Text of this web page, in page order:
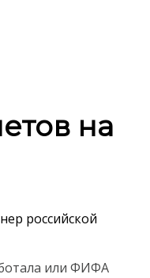
на
российской
или ФИФА